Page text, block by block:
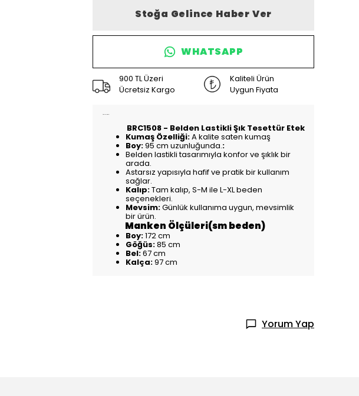
Stoğa Gelince Haber Ver
WHATSAPP
900 TL Üzeri
Ücretsiz Kargo
Kaliteli Ürün
Uygun Fiyata
BRC1508 - Belden Lastikli Şık Tesettür Etek
Kumaş Özelliği:A kalite saten kumaş
Boy:95 cm uzunluğunda.:
Belden lastikli tasarımıyla konfor ve şıklık bir
arada.
Astarsız yapısıyla hafif ve pratik bir kullanım
sağlar.
Kalıp:Tam kalıp, S-M ile L-XL beden
seçenekleri.
Mevsim:Günlük kullanıma uygun, mevsimlik
bir ürün.
Manken Ölçüleri(sm beden)
Boy:172 cm
Göğüs:85 cm
Bel:67 cm
Kalça:97 cm
Yorum Yap